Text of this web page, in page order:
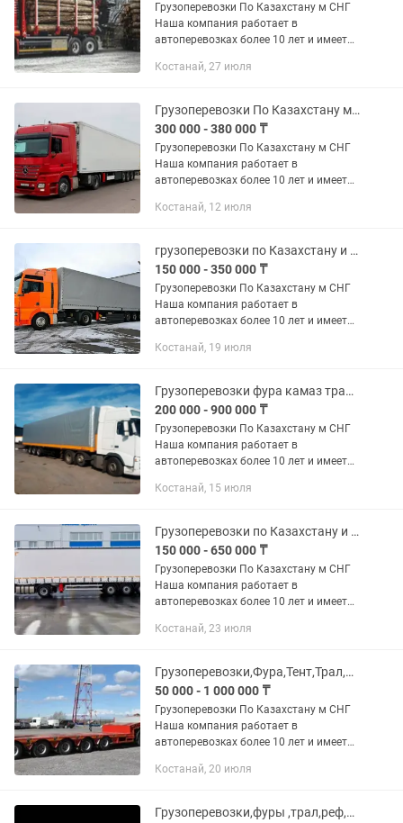
Грузоперевозки По Казахстану м СНГ
Наша компания работает в
автоперевозках более 10 лет и имеет
Предоставляем все виды документов.
Костанай, 27 июля
Грузоперевозки По Казахстану м СНГ
300 000 - 380 000 ₸
Грузоперевозки По Казахстану м СНГ
Наша компания работает в
автоперевозках более 10 лет и имеет
Предоставляем все виды документов.
Костанай, 12 июля
грузоперевозки по Казахстану и СНГ Фура Камаз Трал Реф Газель Костанай
150 000 - 350 000 ₸
Грузоперевозки По Казахстану м СНГ
Наша компания работает в
автоперевозках более 10 лет и имеет
Предоставляем все виды документов.
Костанай, 19 июля
Грузоперевозки фура камаз трал реф с Костанай по Казахстану и СНГ дешево
200 000 - 900 000 ₸
Грузоперевозки По Казахстану м СНГ
Наша компания работает в
автоперевозках более 10 лет и имеет
Предоставляем все виды документов.
Костанай, 15 июля
Грузоперевозки по Казахстану и России
150 000 - 650 000 ₸
Грузоперевозки По Казахстану м СНГ
Наша компания работает в
автоперевозках более 10 лет и имеет
Предоставляем все виды документов.
Костанай, 23 июля
Грузоперевозки,Фура,Тент,Трал,Реф,длинномер,газель,самосвал,Площадка,борт
50 000 - 1 000 000 ₸
Грузоперевозки По Казахстану м СНГ
Наша компания работает в
автоперевозках более 10 лет и имеет
Предоставляем все виды документов.
Костанай, 20 июля
Грузоперевозки,фуры ,трал,реф,площадки,газель